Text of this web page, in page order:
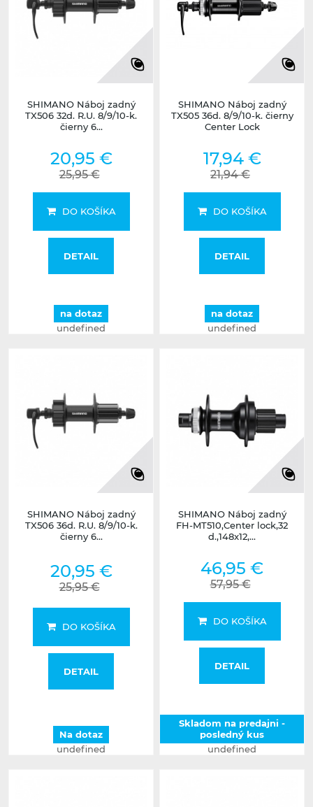
SHIMANO Náboj zadný
TX506 32d. R.U. 8/9/10-k.
čierny 6...
20,95 €
25,95 €
DO KOŠÍKA
DETAIL
na dotaz
undefined
SHIMANO Náboj zadný
TX505 36d. 8/9/10-k. čierny
Center Lock
17,94 €
21,94 €
DO KOŠÍKA
DETAIL
na dotaz
undefined
SHIMANO Náboj zadný
TX506 36d. R.U. 8/9/10-k.
čierny 6...
20,95 €
25,95 €
DO KOŠÍKA
DETAIL
Na dotaz
undefined
SHIMANO Náboj zadný
FH-MT510,Center lock,32
d.,148x12,...
46,95 €
57,95 €
DO KOŠÍKA
DETAIL
Skladom na predajni -
posledný kus
undefined